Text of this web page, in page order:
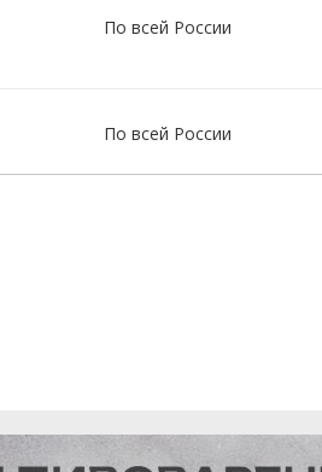
По всей России
По всей России